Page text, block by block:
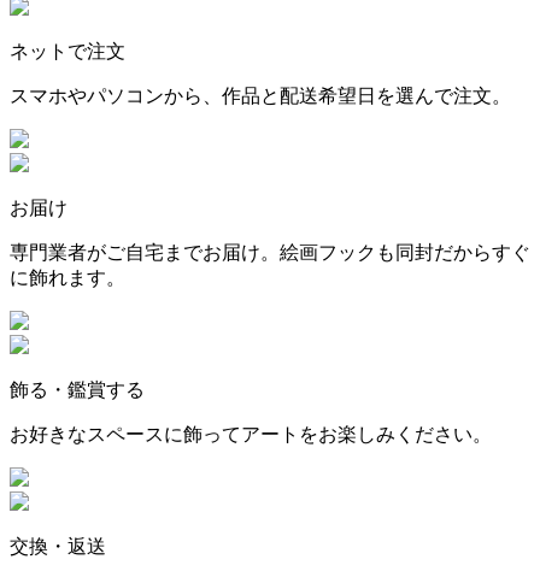
ネットで注文
スマホやパソコンから、作品と配送希望日を選んで注文。
お届け
専門業者がご自宅までお届け。絵画フックも同封だからすぐ
に飾れます。
飾る・鑑賞する
お好きなスペースに飾ってアートをお楽しみください。
交換・返送